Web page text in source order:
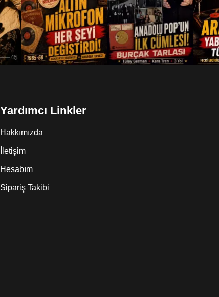
Yardımcı Linkler
Hakkımızda
İletişim
Hesabım
Sipariş Takibi